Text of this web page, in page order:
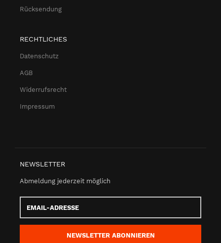
Rücksendung
RECHTLICHES
Datenschutz
AGB
Widerrufsrecht
Impressum
NEWSLETTER
Abmeldung jederzeit möglich
Adresse
NEWSLETTER ABONNIEREN